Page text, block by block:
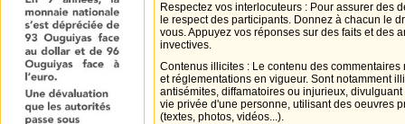
Respectez vos interlocuteurs : Pour assurer des
le respect des participants. Donnez à chacun le
vous. Appuyez vos réponses sur des faits et des
invectives.
Contenus illicites : Le contenu des
et réglementations en vigueur. Sont notamment
antisémites, diffamatoires ou injurieux,
vie privée d'une personne, utilisant des oeuvres
(textes, photos, vidéos...).